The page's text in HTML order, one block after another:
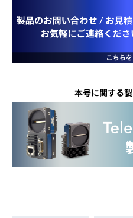
本号に関する